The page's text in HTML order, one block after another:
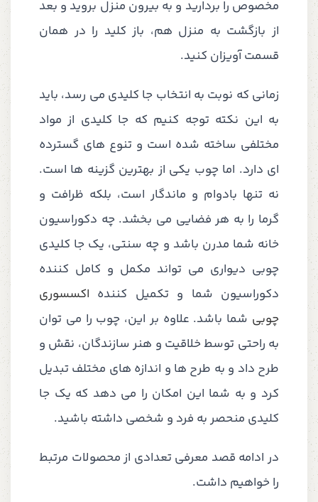
مخصوص را بردارید و به بیرون منزل بروید و بعد
از بازگشت به منزل هم، باز کلید را در همان
قسمت آویزان کنید.
زمانی که نوبت به انتخاب جا کلیدی می رسد، باید
به این نکته توجه کنیم که جا کلیدی از مواد
مختلفی ساخته شده است و تنوع های گسترده
ای دارد. اما چوب یکی از بهترین گزینه ها است.
نه تنها بادوام و ماندگار است، بلکه ظرافت و
گرما را به هر فضایی می بخشد. چه دکوراسیون
خانه شما مدرن باشد و چه سنتی، یک جا کلیدی
چوبی دیواری می تواند مکمل و کامل کننده
دکوراسیون شما و تکمیل کننده اکسسوری
چوبی شما باشد. علاوه بر این، چوب را می توان
به راحتی توسط خلاقیت و هنر سازندگان، نقش و
طرح داد و به طرح ها و اندازه های مختلف تبدیل
کرد و به شما این امکان را می دهد که یک جا
کلیدی منحصر به فرد و شخصی داشته باشید.
در ادامه قصد معرفی تعدادی از محصولات مرتبط
را خواهیم داشت.